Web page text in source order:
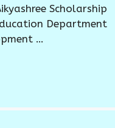
Scholarship
Department
…